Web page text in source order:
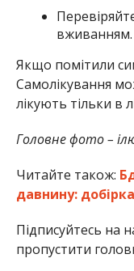
вживанням.
Якщо помітили
Самолікування
лікують тільки в
Головне фото –
Читайте також:
давнину:
Підписуйтесь на
пропустити